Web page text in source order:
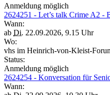
Anmeldung möglich
2624251 - Let’s talk Crime A2 -
Wann:
ab Di. 22.09.2026, 9.15 Uhr
Wo:
vhs im Heinrich-von-Kleist-
Status:
Anmeldung möglich
2624254 - Konversation für
Wann: